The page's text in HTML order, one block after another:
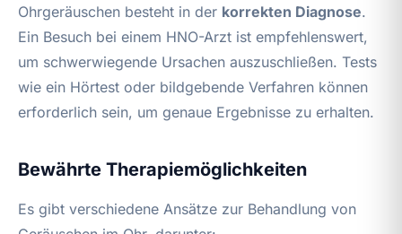
Ohrgeräuschen besteht in der korrekten Diagnose.
Ein Besuch bei einem HNO-Arzt ist empfehlenswert,
um schwerwiegende Ursachen auszuschließen. Tests
wie ein Hörtest oder bildgebende Verfahren können
erforderlich sein, um genaue Ergebnisse zu erhalten.
Bewährte Therapiemöglichkeiten
Es gibt verschiedene Ansätze zur Behandlung von